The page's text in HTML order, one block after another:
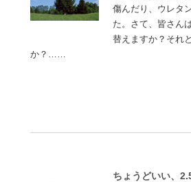
傷んだり、ウレタ
た。さて、皆さん
替えますか？それ
か？……
ちょうどいい、